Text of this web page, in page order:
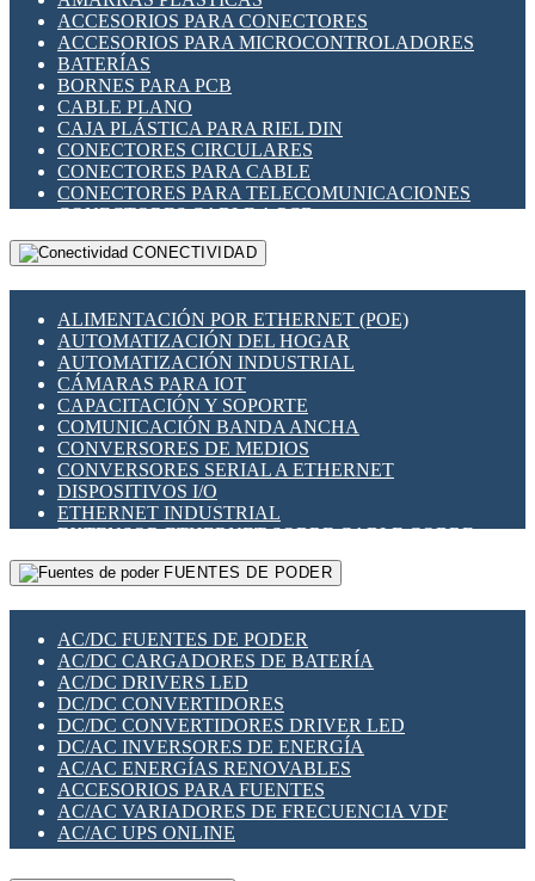
INDICADORES PARA PANEL
INTERFACES DE RELÉ
INTERRUPTORES FIN DE CARRERA
LLAVES CONMUTADORAS
MEDIDORES DE ENERGÍA Y TC'S DE CORRIENTE
MOTORES PASO A PASO
PANTALLAS HMI
PLC -CONTROLADORES LÓGICO PROGRAMABLES
PROGRAMADORES DE HORARIO
RELÉS DE PROTECCIÓN
SENSORES CAPACITIVOS
SENSORES INDUCTIVOS
TEMPORIZADORES
VARIACS
VARIADORES DE FRECUENCIA [VDF]
SECCIONADORES - INTERRUPTORES
MAQUINARIA
ACCESORIOS PARA CONECTORES
ACCESORIOS PARA MICROCONTROLADORES
BATERÍAS
BORNES PARA PCB
CABLE PLANO
CAJA PLÁSTICA PARA RIEL DIN
CONECTORES CIRCULARES
CONECTORES PARA CABLE
CONECTORES PARA TELECOMUNICACIONES
CONECTORES CABLE A PCB
CONECTORES PCB A CABLE
DIP SWITCHES
HERRAMIENTAS VARIAS
ILUMINACIÓN LED
INTERRUPTORES REED
INTERFACES DE RELÉ
OTROS RELÉS
PROTECCIÓN TÉRMICA
RELÉS AUTOMOTRICES
RELÉS DE SEÑAL
RELÉS DE ESTADO SÓLIDO SSR
RELÉS INDUSTRIALES
RELÉS MINIATURA DE POTENCIA
SENSORES MAGNÉTICOS
SWITCH Y MICROSWITCH
TARJETAS PI
UNIÓN Y DERIVACIÓN DE CABLE
CONECTIVIDAD
ALIMENTACIÓN POR ETHERNET (POE)
AUTOMATIZACIÓN DEL HOGAR
AUTOMATIZACIÓN INDUSTRIAL
CÁMARAS PARA IOT
CAPACITACIÓN Y SOPORTE
COMUNICACIÓN BANDA ANCHA
CONVERSORES DE MEDIOS
CONVERSORES SERIAL A ETHERNET
DISPOSITIVOS I/O
ETHERNET INDUSTRIAL
EXTENSOR ETHERNET SOBRE CABLE COBRE
GATEWAY LORAWAN
GESTIÓN DE REDES
PLACAS MODULARES IOT
SWITCHES Y REDES WIFI
SOLUCIONES IOT
SOLUCIONES LORAWAN
SOLUCIONES RED CELULAR
SEGURIDAD PARA REDES
SWITCHES LAN
TELEFONÍA IP (VOIP)
VIGILANCIA IP (CCTV)
MESHTASTIC
FUENTES DE PODER
AC/DC FUENTES DE PODER
AC/DC CARGADORES DE BATERÍA
AC/DC DRIVERS LED
DC/DC CONVERTIDORES
DC/DC CONVERTIDORES DRIVER LED
DC/AC INVERSORES DE ENERGÍA
AC/AC ENERGÍAS RENOVABLES
ACCESORIOS PARA FUENTES
AC/AC VARIADORES DE FRECUENCIA VDF
AC/AC UPS ONLINE